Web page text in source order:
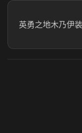
英勇之地木乃伊